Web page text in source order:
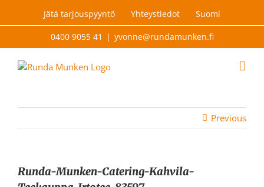
Jätä tarjouspyyntö Yhteystiedot Suomi
0400 9055 41 | yvonne@rundamunken.fi
Previous
Runda-Munken-Catering-Kahvila-